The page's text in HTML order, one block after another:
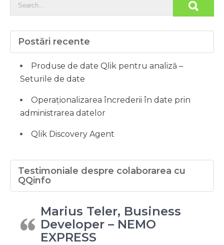
Postări recente
Produse de date Qlik pentru analiză –
Seturile de date
Operaționalizarea încrederii în date prin
administrarea datelor
Qlik Discovery Agent
Testimoniale despre colaborarea cu
QQinfo
Marius Teler, Business
Developer – NEMO
EXPRESS